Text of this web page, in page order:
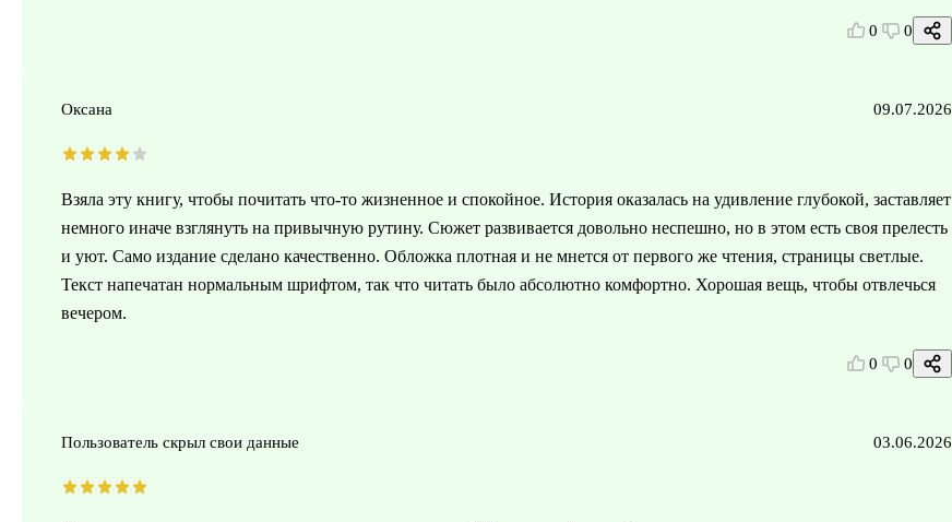
0 0
Оксана 09.07.2026
Взяла эту книгу, чтобы почитать что-то жизненное и спокойное. История оказалась на удивление глубокой, заставляет
немного иначе взглянуть на привычную рутину. Сюжет развивается довольно неспешно, но в этом есть своя прелесть
и уют. Само издание сделано качественно. Обложка плотная и не мнется от первого же чтения, страницы светлые.
Текст напечатан нормальным шрифтом, так что читать было абсолютно комфортно. Хорошая вещь, чтобы отвлечься
вечером.
0 0
Пользователь скрыл свои данные 03.06.2026